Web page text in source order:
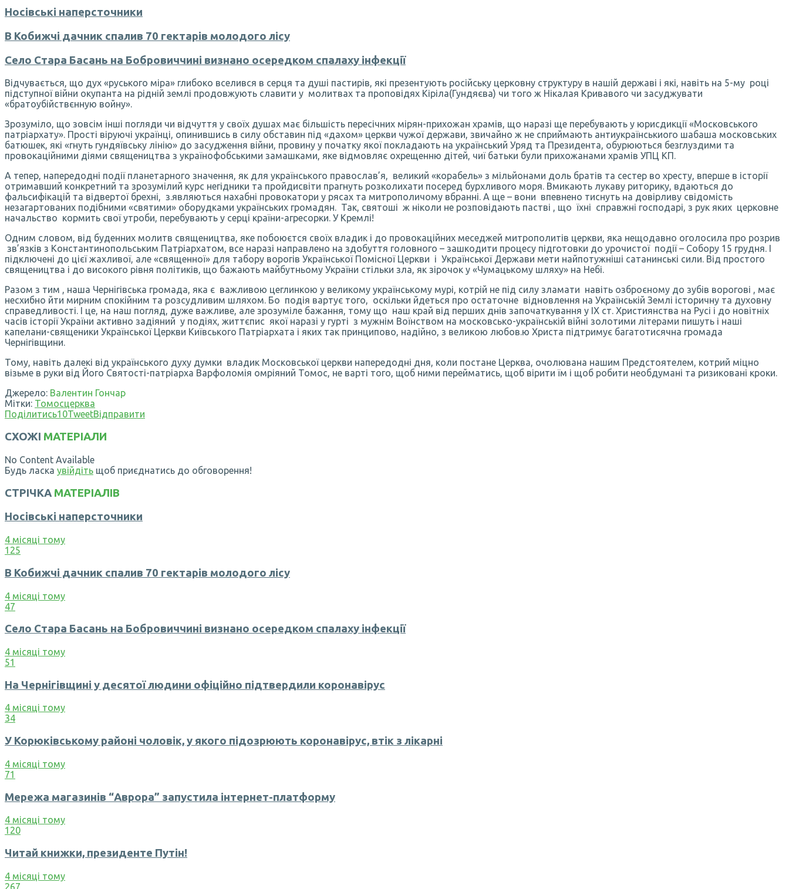
Носівські наперсточники
В Кобижчі дачник спалив 70 гектарів молодого лісу
Село Стара Басань на Бобровиччині визнано осередком спалаху інфекції
Відчувається, що дух «руського міра» глибоко вселився в серця та душі пастирів, які презентують російську церковну структуру в нашій державі і які, навіть на 5-му році
підступної війни окупанта на рідній землі продовжують славити у молитвах та проповідях Кіріла(Гундяєва) чи того ж Нікалая Кривавого чи засуджувати
«братоубійствєнную войну».
Зрозуміло, що зовсім інші погляди чи відчуття у своїх душах має більшість пересічних мірян-прихожан храмів, що наразі ще перебувають у юрисдикції «Московського
патріархату». Прості віруючі українці, опинившись в силу обставин під «дахом» церкви чужої держави, звичайно ж не сприймають антиукраїнськиого шабаша московських
батюшек, які «гнуть гундяївську лінію» до засудження війни, провину у початку якої покладають на український Уряд та Президента, обурюються безглуздими та
провокаційними діями священицтва з українофобськими замашками, яке відмовляє охрещенню дітей, чиї батьки були прихожанами храмів УПЦ КП.
А тепер, напередодні події планетарного значення, як для українського православ’я, великий «корабель» з мільйонами доль братів та сестер во хресту, вперше в історії
отримавший конкретний та зрозумілий курс негідники та пройдисвіти прагнуть розколихати посеред бурхливого моря. Вмикають лукаву риторику, вдаються до
фальсифікацій та відвертої брехні, з.являються нахабні провокатори у рясах та митрополичому вбранні. А ще – вони впевнено тиснуть на довірливу свідомість
незагартованих подібними «святими» оборудками українських громадян. Так, святоші ж ніколи не розповідають пастві , що їхні справжні господарі, з рук яких церковне
начальство кормить свої утроби, перебувають у серці країни-агресорки. У Кремлі!
Одним словом, від буденних молитв священицтва, яке побоюєтся своїх владик і до провокаційних меседжей митрополитів церкви, яка нещодавно оголосила про розрив
зв’язків з Константинопольським Патріархатом, все наразі направлено на здобуття головного – зашкодити процесу підготовки до урочистої події – Собору 15 грудня. І
підключені до цієї жахливої, але «священної» для табору ворогів Української Помісної Церкви і Української Держави мети найпотужніші сатанинські сили. Від простого
священицтва і до високого рівня політиків, що бажають майбутньому України стільки зла, як зірочок у «Чумацькому шляху» на Небі.
Разом з тим , наша Чернігівська громада, яка є важливою цеглинкою у великому українському мурі, котрій не під силу зламати навіть озброєному до зубів ворогові , має
несхибно йти мирним спокійним та розсудливим шляхом. Бо подія вартує того, оскільки йдеться про остаточне відновлення на Українській Землі історичну та духовну
справедливості. І це, на наш погляд, дуже важливе, але зрозуміле бажання, тому що наш край від перших днів започаткування у ІХ ст. Християнства на Русі і до новітніх
часів історії України активно задіяний у подіях, життєпис якої наразі у гурті з мужнім Воїнством на московсько-українській війні золотими літерами пишуть і наші
капелани-священики Української Церкви Київського Патріархата і яких так принципово, надійно, з великою любов.ю Христа підтримує багатотисячна громада
Чернігівщини.
Тому, навіть далекі від українського духу думки владик Московської церкви напередодні дня, коли постане Церква, очолювана нашим Предстоятелем, котрий міцно
візьме в руки від Його Святості-патріарха Варфоломія омріяний Томос, не варті того, щоб ними перейматись, щоб вірити їм і щоб робити необдумані та ризиковані кроки.
Джерело: Валентин Гончар
Мітки: Томосцерква
Поділитись10TweetВідправити
СХОЖІ МАТЕРІАЛИ
No Content Available
Будь ласка увійдіть щоб приєднатись до обговорення!
СТРІЧКА МАТЕРІАЛІВ
Носівські наперсточники
4 місяці тому
125
В Кобижчі дачник спалив 70 гектарів молодого лісу
4 місяці тому
47
Село Стара Басань на Бобровиччині визнано осередком спалаху інфекції
4 місяці тому
51
На Чернігівщині у десятої людини офіційно підтвердили коронавірус
4 місяці тому
34
У Корюківському районі чоловік, у якого підозрюють коронавірус, втік з лікарні
4 місяці тому
71
Мережа магазинів “Аврора” запустила інтернет-платформу
4 місяці тому
120
Читай книжки, президенте Путін!
4 місяці тому
267